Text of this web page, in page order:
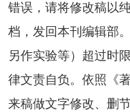
错误，请将修改稿以
档，发回本刊编辑部
另作实验等）超过
律文责自负。依照《
来稿做文字修改、删